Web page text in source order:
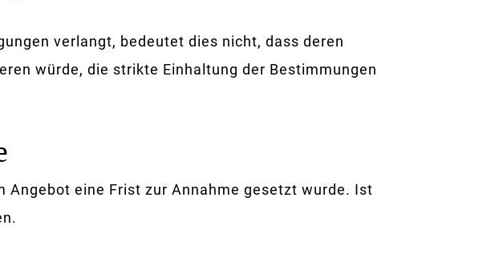
verlangt, bedeutet dies nicht, dass deren
würde, die strikte Einhaltung der Bestimmungen
eine Frist zur Annahme gesetzt wurde. Ist